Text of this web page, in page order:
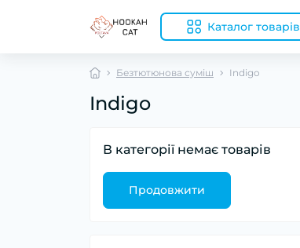
Каталог товарів
Безтютюнова суміш Indigo
Indigo
В категорії немає товарів
Продовжити